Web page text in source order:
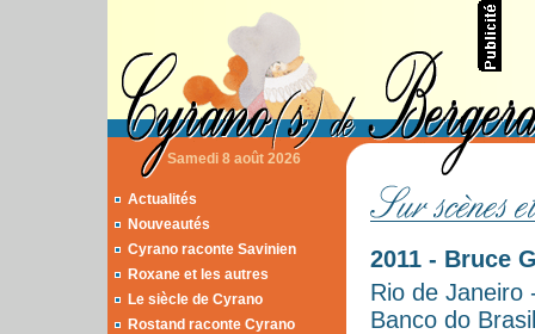
Samedi 8 août 2026
Actualités
Nouveautés
Cyrano raconte Savinien
Roxane et les autres
Le siècle de Cyrano
Rostand raconte Cyrano
2011 - Bruce
Rio de Janeiro
Banco do Brasil